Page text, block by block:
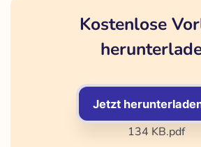
Kostenlose
Jetzt
134 KB.pdf